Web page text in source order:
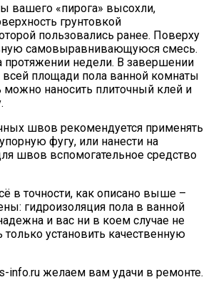
вашего «пирога» высохли,
грунтовкой
пользовались ранее. Поверху
самовыравнивающуюся смесь.
протяжении недели. В завершении
площади пола ванной комнаты
можно наносить плиточный клей и
швов рекомендуется применять
фугу, или нанести на
швов вспомогательное средство
в точности, как описано выше –
гидроизоляция пола в ванной
и вас ни в коем случае не
только установить качественную
info.ru желаем вам удачи в ремонте.